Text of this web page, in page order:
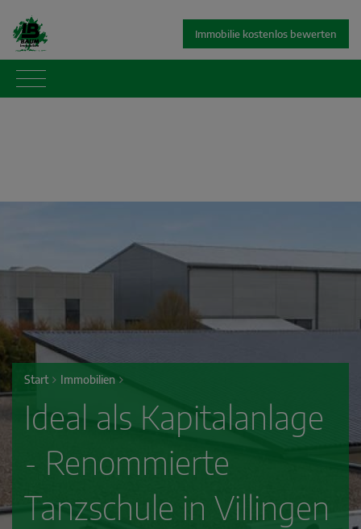
Immobilie kostenlos bewerten
Start Immobilien
Ideal als Kapitalanlage
- Renommierte
Tanzschule in Villingen